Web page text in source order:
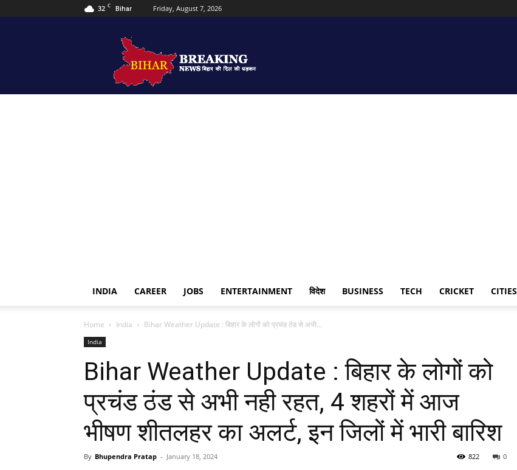
32 C Bihar Friday, August 7, 2026
Breaking
news
INDIA CAREER JOBS ENTERTAINMENT विदेश BUSINESS TECH CRICKET CITIES
Home India Bihar Weather Update : बिहार के लोगों को प्रचंड ठंड से अभी...
India
Bihar Weather Update : बिहार के लोगों को
प्रचंड ठंड से अभी नही रहत, 4 शहरों में आज
भीषण शीतलहर का अलर्ट, इन जिलों में भारी बारिश
By Bhupendra Pratap - January 18, 2024 0
822